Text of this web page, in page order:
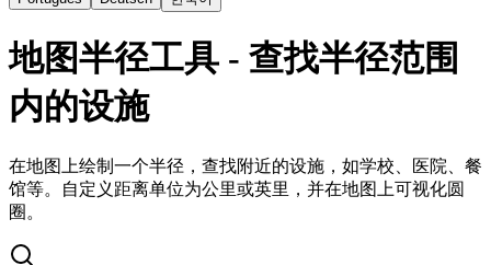
地图半径工具 - 查找半径范围
内的设施
在地图上绘制一个半径，查找附近的设施，如学校、医院、餐
馆等。自定义距离单位为公里或英里，并在地图上可视化圆
圈。